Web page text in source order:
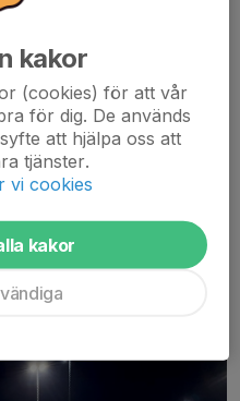
sista matchen för
där vi mentalt nog redan
vi vet att vi kan.
3!
kakor
(cookies) för att vår
för dig. De används
att hjälpa oss att
tjänster.
vi cookies
kakor